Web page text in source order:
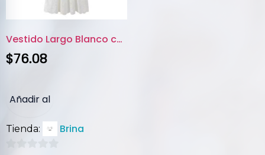
Vestido Largo Blanco con Encaj...
$76.08
Añadir al
carrito
Tienda: Brina